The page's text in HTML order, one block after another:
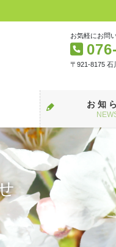
お気軽にお問
〒921-8175 石
お 知